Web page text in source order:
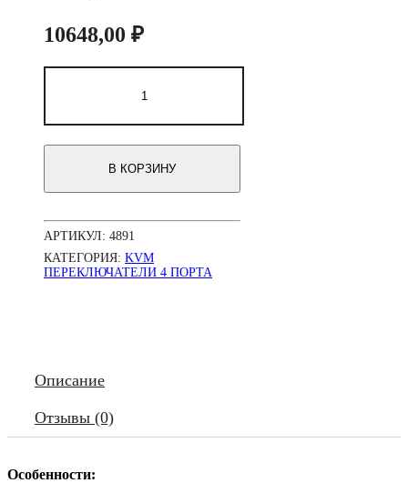
10648,00 ₽
товара
KVM
74AC
KVM
4
вериткальный,
кабели
В КОРЗИНУ
АРТИКУЛ: 4891
КАТЕГОРИЯ: KVM
ПЕРЕКЛЮЧАТЕЛИ 4 ПОРТА
Описание
Отзывы (0)
Особенности: